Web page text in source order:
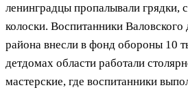
ленинградцы пропалывали грядки,
колоски. Воспитанники
района внесли в фонд обороны 10
детдомах области работали
мастерские, где воспитанники